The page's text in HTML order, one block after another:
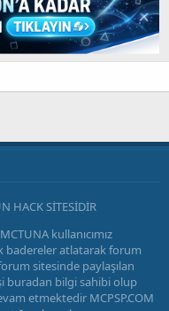
HACK SİTESİDİR
kullanıcımız
badereler atlatarak forum
sitesinde paylaşılan
buradan bilgi sahibi olup
etmektedir MCPSP.COM